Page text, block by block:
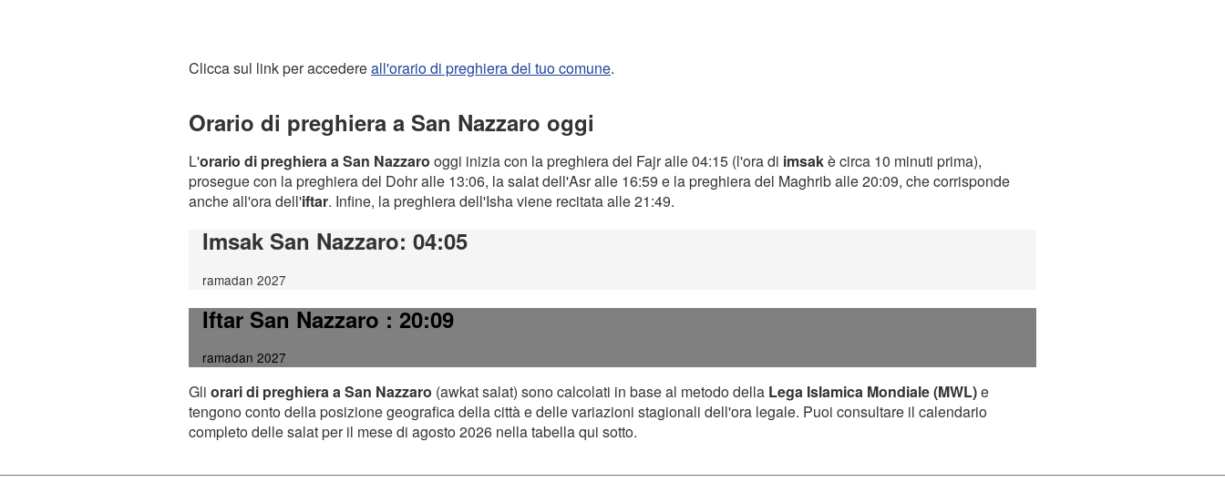
Clicca sul link per accedereall'orario di preghiera del tuo comune.
Orario di preghiera a San Nazzaro oggi
L'orario di preghiera a San Nazzaro oggi inizia con la preghiera del Fajr alle 04:15 (l'ora di imsakè circa 10 minuti prima),
prosegue con la preghiera del Dohr alle 13:06, la salat dell'Asr alle 16:59 e la preghiera del Maghrib alle 20:09, che corrisponde
anche all'ora dell'iftar. Infine, la preghiera dell'Isha viene recitata alle 21:49.
Imsak San Nazzaro: 04:05
ramadan 2027
Iftar San Nazzaro: 20:09
ramadan 2027
Gli orari di preghiera a San Nazzaro (awkat salat) sono calcolati in base al metodo della Lega Islamica Mondiale (MWL)e
tengono conto della posizione geografica della città e delle variazioni stagionali dell'ora legale. Puoi consultare il calendario
completo delle salat per il mese di agosto 2026 nella tabella qui sotto.